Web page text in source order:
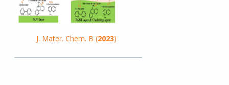
J. Mater. Chem. B (2023)